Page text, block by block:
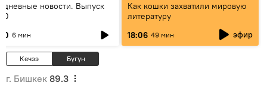
новости. Выпуск
6 мин
Как кошки захватили мировую
литературу
18:06 49 мин эфир
Кечээ Бүгүн
г. Бишкек 89.3